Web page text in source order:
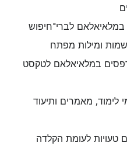
הפיכת קובצי PDF במלאיאלאם לברי־חיפוש
ומילות מפתח
במלאיאלאם לטקסט
לימוד, מאמרים ותיעוד
טעויות לעומת הקלדה